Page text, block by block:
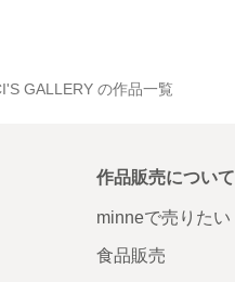
GALLERY の作品一覧
作品販売について
minneで売りたい
食品販売